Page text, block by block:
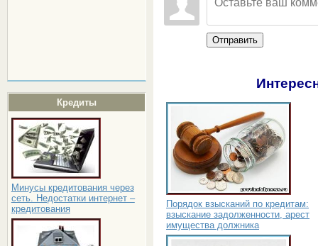
Кредиты
Минусы кредитования через
сеть. Недостатки интернет –
кредитования
Отправить
Порядок взысканий по кредитам:
взыскание задолженности, арест
имущества должника